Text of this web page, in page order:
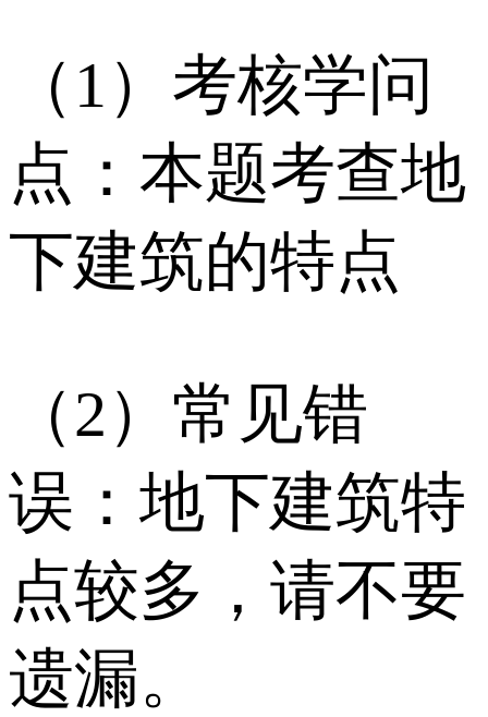
（1）考核学问
点：本题考查地
下建筑的特点
（2）常见错
误：地下建筑特
点较多，请不要
遗漏。